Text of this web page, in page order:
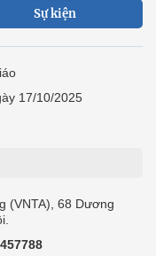
Sự kiện
17/10/2025
(VNTA), 68 Dương